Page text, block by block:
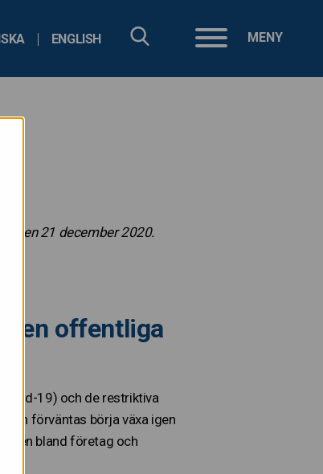
ENGLISH MENY
den 21 december 2020.
offentliga
19) och de restriktiva
förväntas börja växa igen
bland företag och